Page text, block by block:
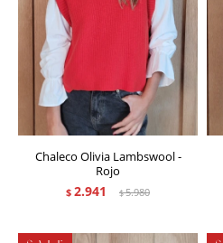
Chaleco Olivia Lambswool -
Rojo
$ 2.941 $5.980